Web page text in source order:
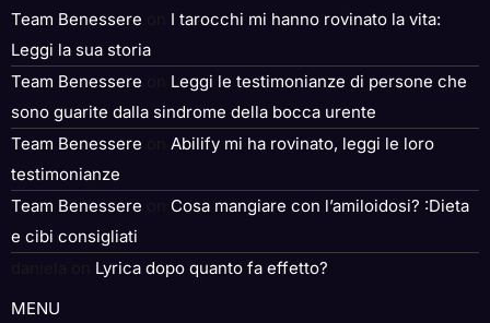
Team Benessere
I tarocchi mi hanno rovinato la vita:
Leggi la sua storia
Team Benessere
Leggi le testimonianze di persone che
sono guarite dalla sindrome della bocca urente
Team Benessere
Abilify mi ha rovinato, leggi le loro
testimonianze
Team Benessere
Cosa mangiare con l’amiloidosi? :Dieta
e cibi consigliati
Lyrica dopo quanto fa effetto?
MENU